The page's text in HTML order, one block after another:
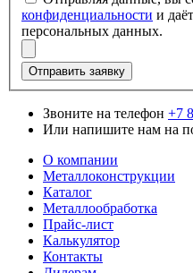
конфиденциальности
Звоните на телефон +7
Или напишите нам на
О компании
Металлоконструкции
Каталог
Металлообработка
Прайс-лист
Калькулятор
Контакты